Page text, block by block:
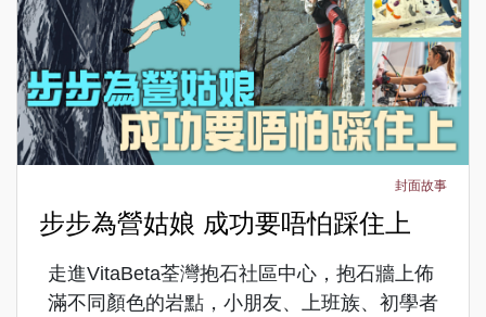
封面故事
步步為營姑娘 成功要唔怕踩住上
走進VitaBeta荃灣抱石社區中心，抱石牆上佈
滿不同顏色的岩點，小朋友、上班族、初學者